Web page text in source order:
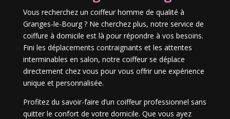
Vous recherchez un coiffeur homme de qualité à
Granges-le-Bourg ? Ne cherchez plus, notre service de
coiffure à domicile est là pour répondre à vos besoins.
Fini les déplacements contraignants et les attentes
interminables en salon, notre coiffeur se déplace
directement chez vous pour vous offrir une expérience
unique et personnalisée.
Profitez du savoir-faire d’un coiffeur professionnel sans
quitter le confort de votre domicile. Que vous ayez